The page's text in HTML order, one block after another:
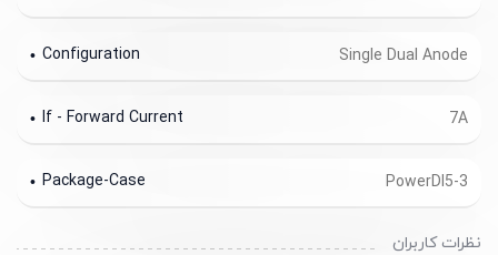
Single Dual Anode
Configuration
7A
If - Forward Current
PowerDI5-3
Package-Case
نظرات کاربران